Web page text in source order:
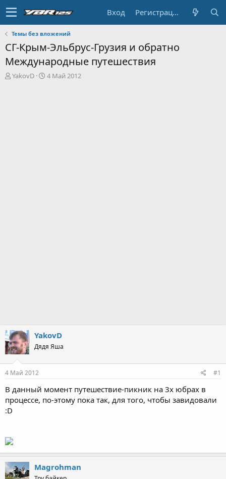
Вход Регистрация
Темы без вложений
СГ-Крым-Эльбрус-Грузия и обратно
Международные путешествия
А
YakovD
Д
4 Май 2012
YakovD
Дядя Яша
4 Май 2012 #1
В данный момент путешествие-пикник на 3х юбрах в
процессе, по-этому пока так, для того, чтобы завидовали
:D
Magrohman